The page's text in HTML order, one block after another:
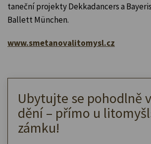
taneční projekty Dekkadancers a
Ballett München.
www.smetanovalitomysl.cz
Ubytujte se pohodlně
dění – přímo u
zámku!